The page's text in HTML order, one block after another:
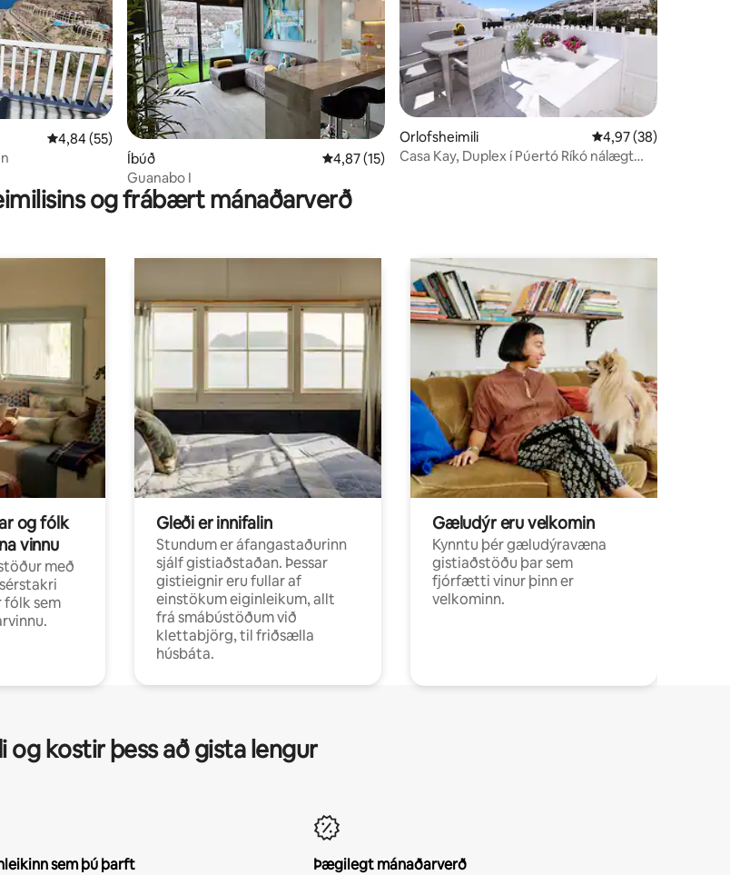
4,84 af 5 í meðaleinkunn, 55 umsagnir
4,84 (55)
Íbúð 4,87 af 5 í meðaleinkunn, 15 umsagnir
4,87 (15)
Guanabo I
Orlofsheimili 4,97 af 5 í
4,97 (38)
Casa Kay, Duplex í Púertó Ríkó nálægt
og frábært mánaðarverð
og fólk
vinnu
með
sem
Gleði er innifalin
Stundum er áfangastaðurinn
sjálf gistiaðstaðan. Þessar
gistieignir eru fullar af
einstökum eiginleikum, allt
frá smábústöðum við
klettabjörg, til friðsælla
húsbáta.
Gæludýr eru velkomin
Kynntu þér gæludýravæna
gistiaðstöðu þar sem
fjórfætti vinur þinn er
velkominn.
kostir þess að gista lengur
sem þú þarft
Þægilegt mánaðarverð